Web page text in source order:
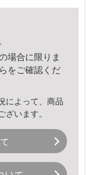
場合に限りま
をご確認くだ
によって、商品
ざいます。